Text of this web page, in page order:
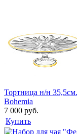
Тортница н/н
Bohemia
7 000 руб.
Купить